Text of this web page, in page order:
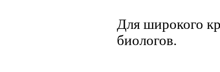
Для широкого
биологов.